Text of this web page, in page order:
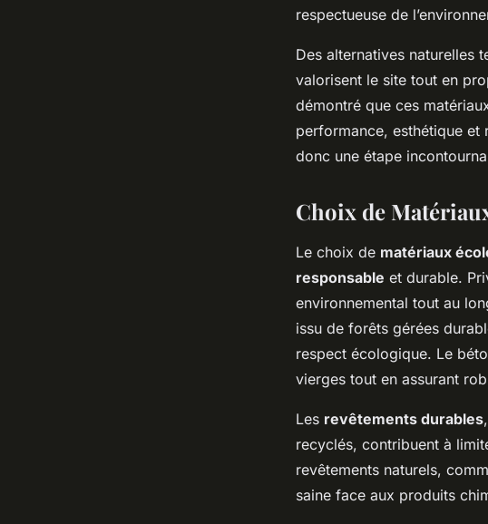
respectueuse de
Des alternatives naturelles
valorisent le site tout en
démontré que ces
performance, esthétique et
donc une étape
Choix de
Le choix de matériaux
responsable et durable.
environnemental tout au
issu de forêts gérées
respect écologique. Le
vierges tout en assurant
Les revêtements durables
recyclés, contribuent à
revêtements naturels,
saine face aux produits